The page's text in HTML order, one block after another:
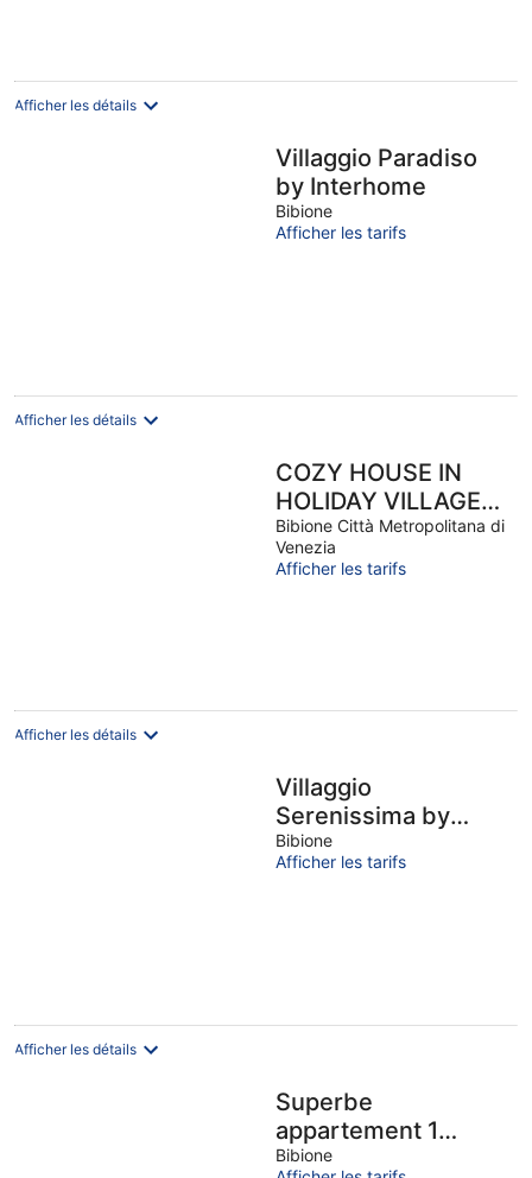
nuit
Afficher les détails
Villaggio Paradiso
by Interhome
Bibione
Afficher les tarifs
Afficher les détails
COZY HOUSE IN
HOLIDAY VILLAGE
WITH POOL. PEACE
AND RELAX 400 M
Bibione Città Metropolitana di
Venezia
Afficher les tarifs
Afficher les détails
Villaggio
Serenissima by
Interhome
Bibione
Afficher les tarifs
Afficher les détails
Superbe
appartement 1
chambre à Bibione
Bibione